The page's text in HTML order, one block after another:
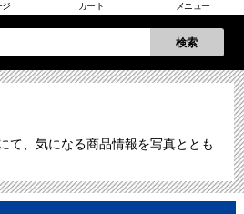
ジ カート メニュー
検索
て、気になる商品情報を写真ととも